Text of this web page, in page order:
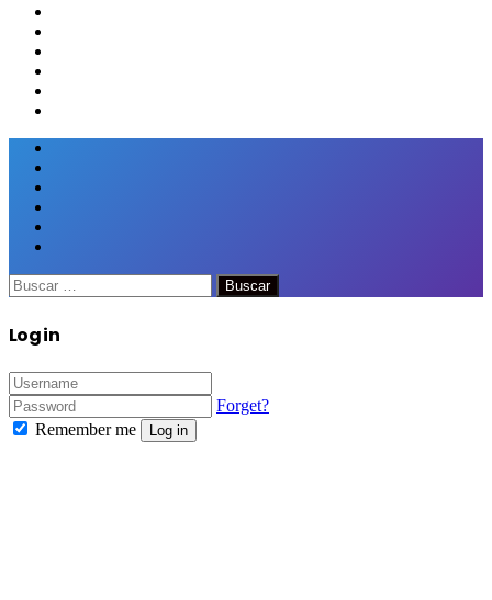
Facebook
Twitter
Google+
WhatsApp
Telegram
Viber
Close
Buscar:
Close
Log in
Forget?
Remember me
Log in